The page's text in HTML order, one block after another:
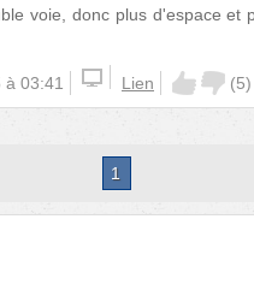
voie, donc plus d'espace et
03:41 Lien (5)
1